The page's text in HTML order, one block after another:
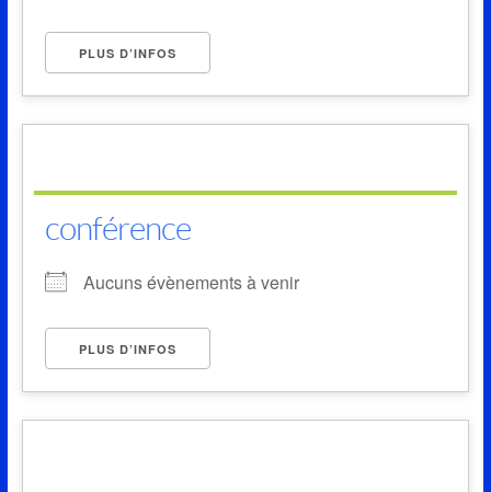
PLUS D’INFOS
conférence
Aucuns évènements à venir
PLUS D’INFOS